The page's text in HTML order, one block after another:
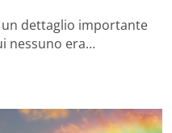
un dettaglio importante
nessuno era…